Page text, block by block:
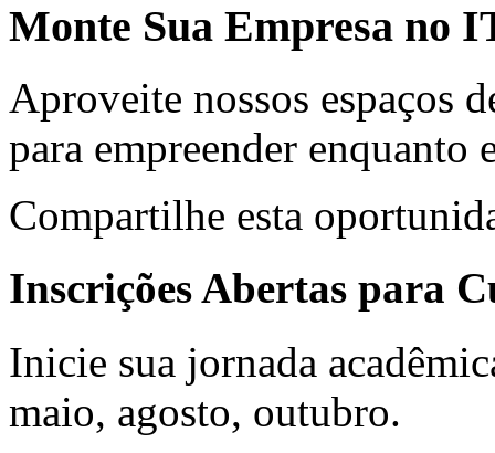
Monte Sua Empresa no
Aproveite nossos espaços
para empreender enquanto
Compartilhe esta
Inscrições Abertas para
Inicie sua jornada
maio, agosto, outubro.